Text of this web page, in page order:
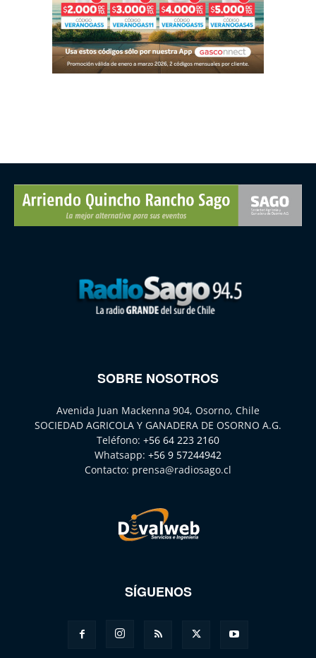
SOBRE NOSOTROS
Avenida Juan Mackenna 904, Osorno, Chile
SOCIEDAD AGRICOLA Y GANADERA DE OSORNO A.G.
Teléfono: +56 64 223 2160
Whatsapp: +56 9 57244942
Contacto: prensa@radiosago.cl
SÍGUENOS